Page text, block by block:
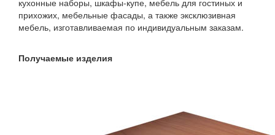
кухонные наборы, шкафы-купе, мебель для гостиных и
прихожих, мебельные фасады, а также эксклюзивная
мебель, изготавливаемая по индивидуальным заказам.
Получаемые изделия